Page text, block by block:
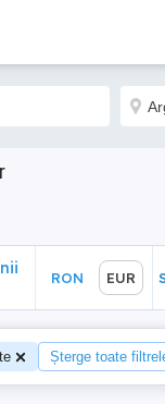
RON EUR
Șterge toate